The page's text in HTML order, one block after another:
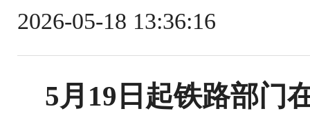
2026-05-18 13:36:16
5月19日起铁路部门